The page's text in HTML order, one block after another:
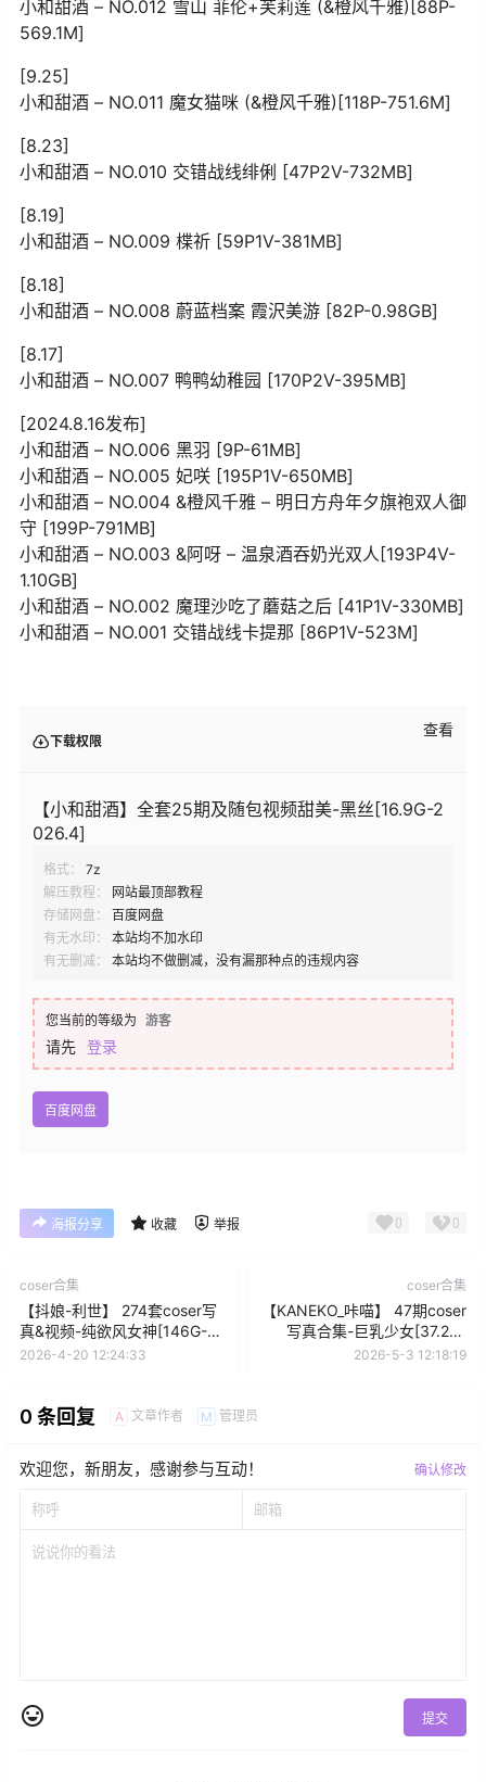
小和甜酒 – NO.012 雪山 菲伦+芙莉莲 (&橙风千雅)[88P-
569.1M]
[9.25]
小和甜酒 – NO.011 魔女猫咪 (&橙风千雅)[118P-751.6M]
[8.23]
小和甜酒 – NO.010 交错战线绯俐 [47P2V-732MB]
[8.19]
小和甜酒 – NO.009 楪祈 [59P1V-381MB]
[8.18]
小和甜酒 – NO.008 蔚蓝档案 霞沢美游 [82P-0.98GB]
[8.17]
小和甜酒 – NO.007 鸭鸭幼稚园 [170P2V-395MB]
[2024.8.16发布]
小和甜酒 – NO.006 黑羽 [9P-61MB]
小和甜酒 – NO.005 妃咲 [195P1V-650MB]
小和甜酒 – NO.004 &橙风千雅 – 明日方舟年夕旗袍双人御
守 [199P-791MB]
小和甜酒 – NO.003 &阿呀 – 温泉酒吞奶光双人[193P4V-
1.10GB]
小和甜酒 – NO.002 魔理沙吃了蘑菇之后 [41P1V-330MB]
小和甜酒 – NO.001 交错战线卡提那 [86P1V-523M]
下载权限
查看
【小和甜酒】全套25期及随包视频甜美-黑丝[16.9G-2
026.4]
格式：
7z
解压教程：
网站最顶部教程
存储网盘：
百度网盘
有无水印：
本站均不加水印
有无删减：
本站均不做删减，没有漏那种点的违规内容
您当前的等级为 游客
请先 登录
百度网盘
海报分享 收藏 举报 0 0
coser合集
【抖娘-利世】 274套coser写
真&视频-纯欲风女神[146G-
2026.4]
2026-4-20 12:24:33
coser合集
【KANEKO_咔喵】 47期coser
写真合集-巨乳少女[37.2G-
2026.5]
2026-5-3 12:18:19
0 条回复 A 文章作者 M 管理员
欢迎您，新朋友，感谢参与互动！ 确认修改
提交